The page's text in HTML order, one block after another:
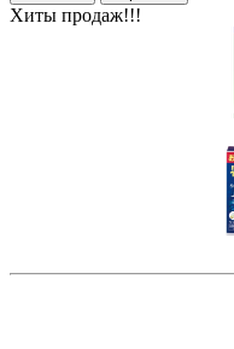
Хиты продаж!!!